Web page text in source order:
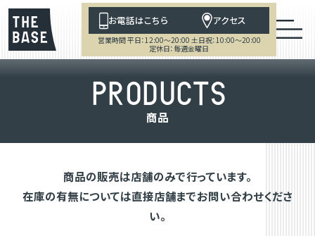
お電話はこちら アクセス
営業時間 平日：12:00～20:00 土日祝：10:00～20:00
定休日：毎週金曜日
PRODUCTS
商品
商品の販売は店舗のみで行っています。
在庫の有無については直接店舗までお問い合わせくださ
い。